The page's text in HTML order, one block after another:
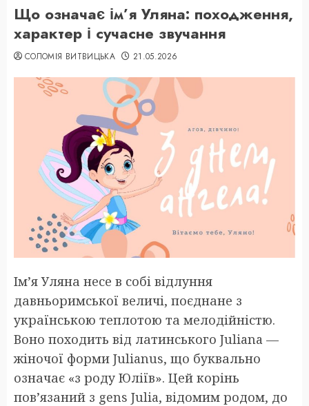
Що означає ім’я Уляна: походження,
характер і сучасне звучання
СОЛОМІЯ ВИТВИЦЬКА 21.05.2026
Ім’я Уляна несе в собі відлуння
давньоримської величі, поєднане з
українською теплотою та мелодійністю.
Воно походить від латинського Juliana —
жіночої форми Julianus, що буквально
означає «з роду Юліїв». Цей корінь
пов’язаний з gens Julia, відомим родом, до